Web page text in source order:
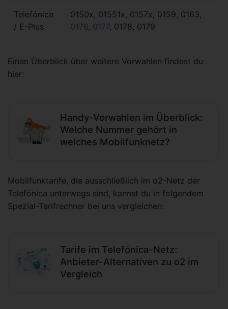
Telefónica
/ E-Plus
0150x, 01551x, 0157x, 0159, 0163,
0176, 0177, 0178, 0179
Einen Überblick über weitere Vorwahlen findest du
hier:
Handy-Vorwahlen im Überblick:
Welche Nummer gehört in
welches Mobilfunknetz?
Mobilfunktarife, die ausschließlich im o2-Netz der
Telefónica unterwegs sind, kannst du in folgendem
Spezial-Tarifrechner bei uns vergleichen:
Tarife im Telefónica-Netz:
Anbieter-Alternativen zu o2 im
Vergleich